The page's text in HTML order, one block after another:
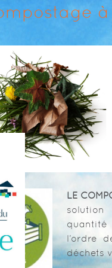
LE
quantité
l’ordre
déchets